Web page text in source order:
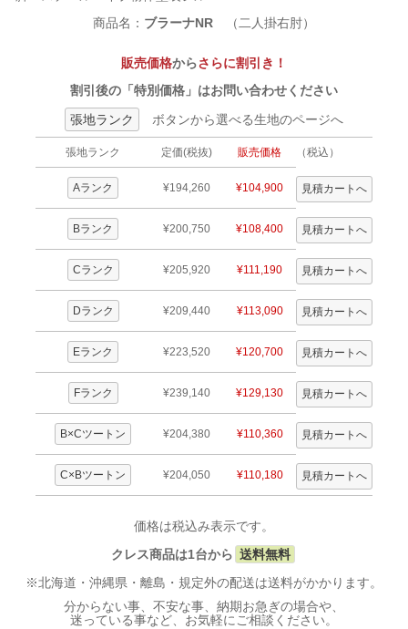
商品名： ブラーナNR （二人掛右肘）
販売価格からさらに割引き！
割引後の「特別価格」はお問い合わせください
張地ランク
ボタンから選べる生地のページへ
張地ランク 定価(税抜) 販売価格 （税込）
Aランク ¥194,260 ¥104,900
Bランク ¥200,750 ¥108,400
Cランク ¥205,920 ¥111,190
Dランク ¥209,440 ¥113,090
Eランク ¥223,520 ¥120,700
Fランク ¥239,140 ¥129,130
B×Cツートン ¥204,380 ¥110,360
C×Bツートン ¥204,050 ¥110,180
価格は税込み表示です。
クレス商品は1台から 送料無料
※北海道・沖縄県・離島・規定外の配送は送料がかかります。
分からない事、不安な事、納期お急ぎの場合や、
迷っている事など、お気軽にご相談ください。